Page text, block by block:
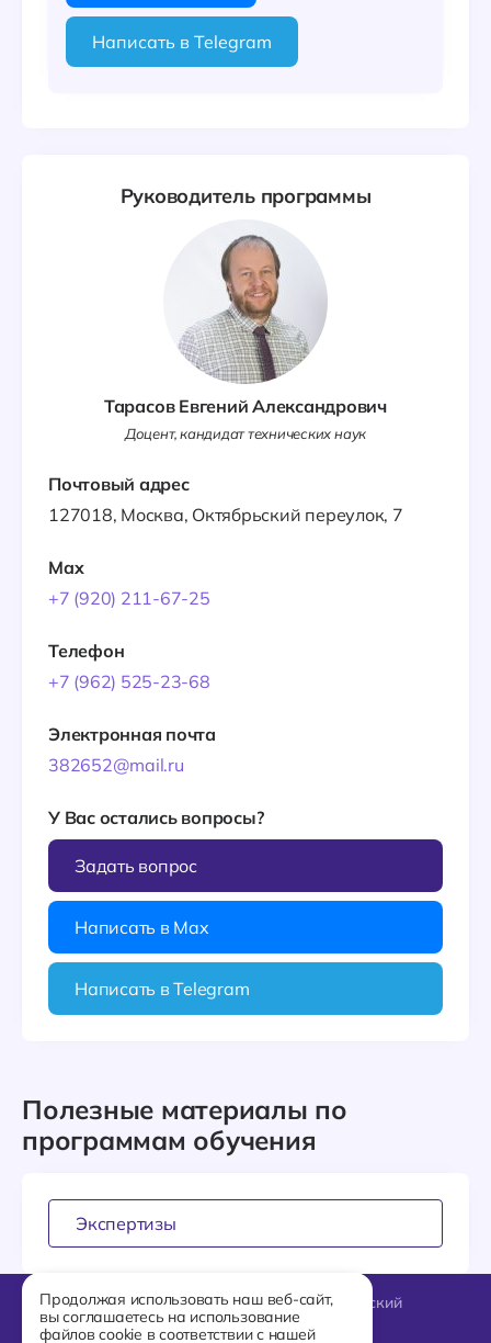
Руководитель программы
Тарасов Евгений Александрович
Доцент, кандидат технических наук
Почтовый адрес
127018, Москва, Октябрьский переулок, 7
Max
+7 (920) 211-67-25
Телефон
+7 (962) 525-23-68
Электронная почта
382652@mail.ru
У Вас остались вопросы?
Задать вопрос
Написать в Max
Написать в Telegram
Написать в Telegram
Полезные материалы по
программам обучения
Экспертизы
127018, Москва, Октябрьский
переулок, 7
Продолжая использовать наш веб-сайт,
вы соглашаетесь на использование
файлов cookie в соответствии с нашей